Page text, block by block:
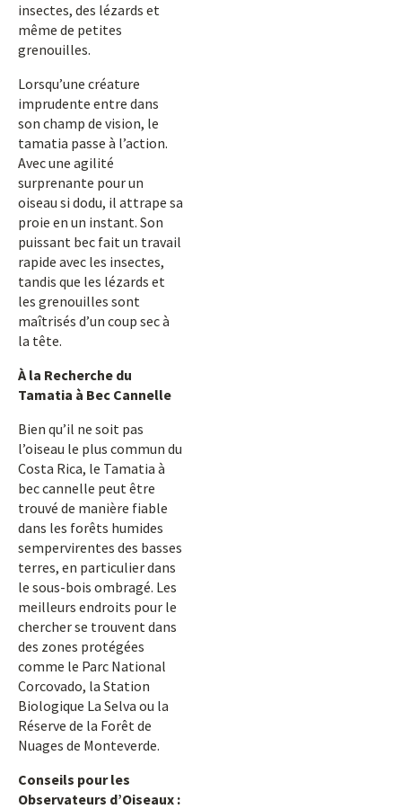
insectes, des lézards et
même de petites
grenouilles.
Lorsqu’une créature
imprudente entre dans
son champ de vision, le
tamatia passe à l’action.
Avec une agilité
surprenante pour un
oiseau si dodu, il attrape sa
proie en un instant. Son
puissant bec fait un travail
rapide avec les insectes,
tandis que les lézards et
les grenouilles sont
maîtrisés d’un coup sec à
la tête.
À la Recherche du
Tamatia à Bec Cannelle
Bien qu’il ne soit pas
l’oiseau le plus commun du
Costa Rica, le Tamatia à
bec cannelle peut être
trouvé de manière fiable
dans les forêts humides
sempervirentes des basses
terres, en particulier dans
le sous-bois ombragé. Les
meilleurs endroits pour le
chercher se trouvent dans
des zones protégées
comme le Parc National
Corcovado, la Station
Biologique La Selva ou la
Réserve de la Forêt de
Nuages de Monteverde.
Conseils pour les
Observateurs d’Oiseaux :